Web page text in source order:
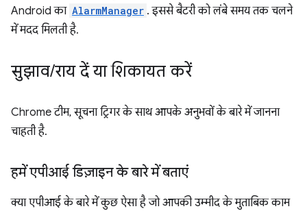
Android का AlarmManager . इससे बैटरी को लंबे समय तक चलने
में मदद मिलती है.
सुझाव/राय दें या शिकायत करें
Chrome टीम, सूचना ट्रिगर के साथ आपके अनुभवों के बारे में जानना
चाहती है.
हमें एपीआई डिज़ाइन के बारे में बताएं
क्या एपीआई के बारे में कुछ ऐसा है जो आपकी उम्मीद के मुताबिक काम